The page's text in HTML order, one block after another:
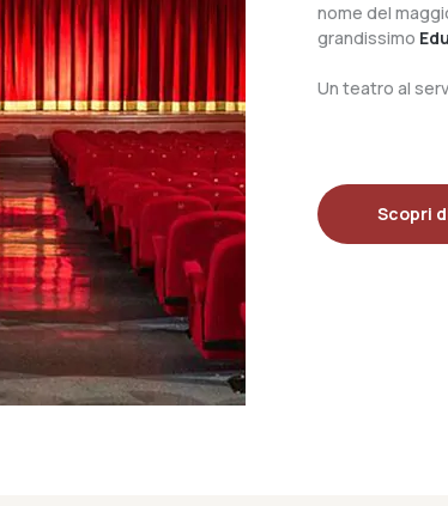
nome del
grandissimo
Un teatro al
Scopri